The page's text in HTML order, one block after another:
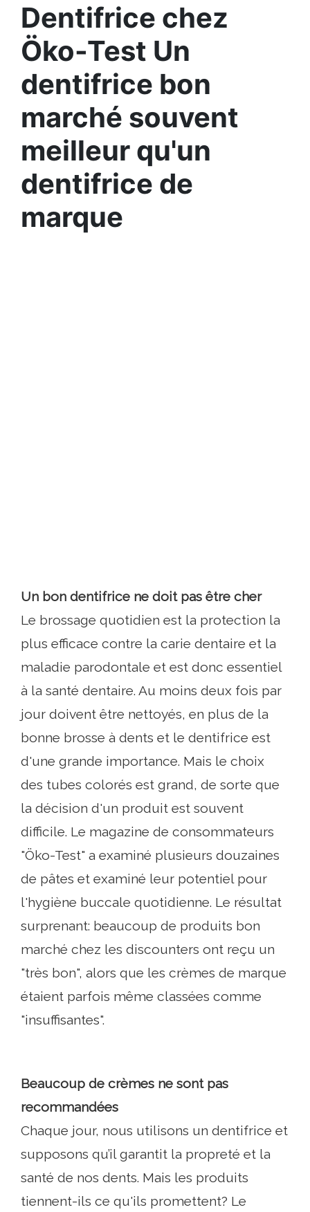
Dentifrice chez
Öko-Test Un
dentifrice bon
marché souvent
meilleur qu'un
dentifrice de
marque
Un bon dentifrice ne doit pas être cher
Le brossage quotidien est la protection la
plus efficace contre la carie dentaire et la
maladie parodontale et est donc essentiel
à la santé dentaire. Au moins deux fois par
jour doivent être nettoyés, en plus de la
bonne brosse à dents et le dentifrice est
d'une grande importance. Mais le choix
des tubes colorés est grand, de sorte que
la décision d'un produit est souvent
difficile. Le magazine de consommateurs
"Öko-Test" a examiné plusieurs douzaines
de pâtes et examiné leur potentiel pour
l'hygiène buccale quotidienne. Le résultat
surprenant: beaucoup de produits bon
marché chez les discounters ont reçu un
"très bon", alors que les crèmes de marque
étaient parfois même classées comme
"insuffisantes".
Beaucoup de crèmes ne sont pas
recommandées
Chaque jour, nous utilisons un dentifrice et
supposons qu’il garantit la propreté et la
santé de nos dents. Mais les produits
tiennent-ils ce qu'ils promettent? Le